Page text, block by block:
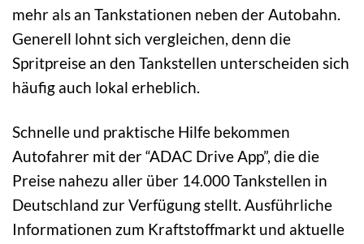
mehr als an Tankstationen neben der Autobahn.
Generell lohnt sich vergleichen, denn die
Spritpreise an den Tankstellen unterscheiden sich
häufig auch lokal erheblich.
Schnelle und praktische Hilfe bekommen
Autofahrer mit der “ADAC Drive App”, die die
Preise nahezu aller über 14.000 Tankstellen in
Deutschland zur Verfügung stellt. Ausführliche
Informationen zum Kraftstoffmarkt und aktuelle